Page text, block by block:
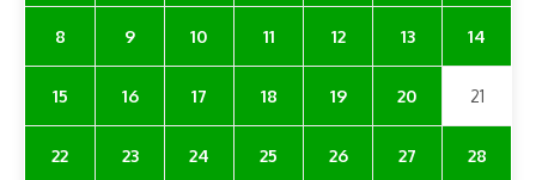
8 9 10 11 12 13 14
15 16 17 18 19 20 21
22 23 24 25 26 27 28